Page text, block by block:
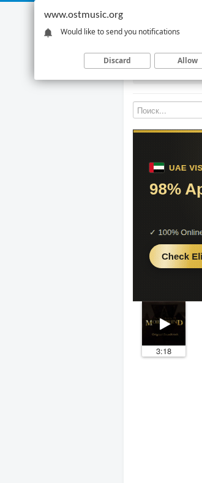
3:18
www.ostmusic.org
Would like to send you notifications
Discard Allow